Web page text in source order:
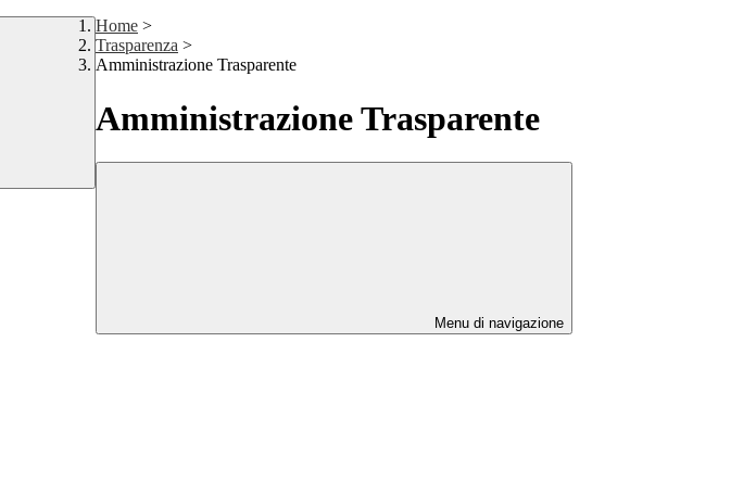
Home >
Trasparenza >
Amministrazione Trasparente
Amministrazione Trasparente
Menu di navigazione